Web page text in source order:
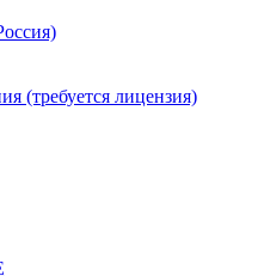
(требуется лицензия)